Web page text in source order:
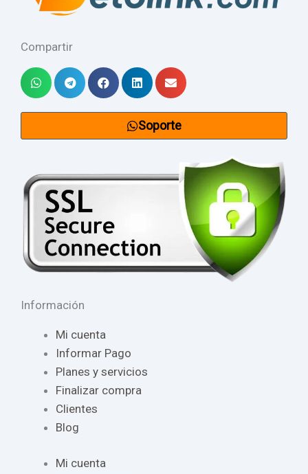
Compartir
Soporte
Información
Mi cuenta
Informar Pago
Planes y servicios
Finalizar compra
Clientes
Blog
Mi cuenta